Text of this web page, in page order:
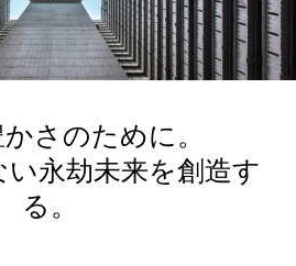
さのために。
い永劫未来を創造す
る。